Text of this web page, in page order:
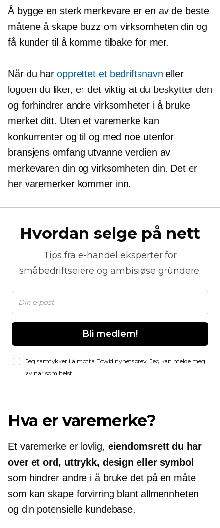
Å bygge en sterk merkevare er en av de beste
måtene å skape buzz om virksomheten din og
få kunder til å komme tilbake for mer.
Når du har opprettet et bedriftsnavn eller
logoen du liker, er det viktig at du beskytter den
og forhindrer andre virksomheter i å bruke
merket ditt. Uten et varemerke kan
konkurrenter og til og med noe utenfor
bransjens omfang utvanne verdien av
merkevaren din og virksomheten din. Det er
her varemerker kommer inn.
Hvordan selge på nett
Tips fra e-handel eksperter for
småbedriftseiere og ambisiøse gründere.
Bli medlem!
Jeg samtykker i å motta Ecwid nyhetsbrev. Jeg kan melde meg
av når som helst.
Hva er varemerke?
Et varemerke er lovlig, eiendomsrett du har
over et ord, uttrykk, design eller symbol
som hindrer andre i å bruke det på en måte
som kan skape forvirring blant allmennheten
og din potensielle kundebase.